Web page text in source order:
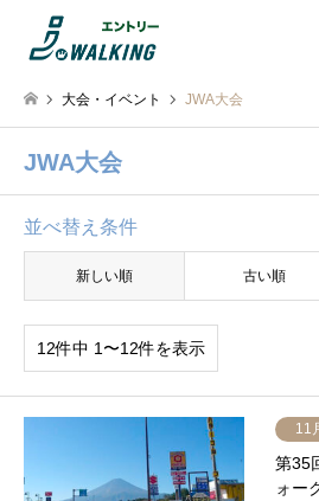
大会・イベント JWA大会
JWA大会
並べ替え条件
新しい順 古い順
12件中 1〜12件を表示
11
第35
ォー